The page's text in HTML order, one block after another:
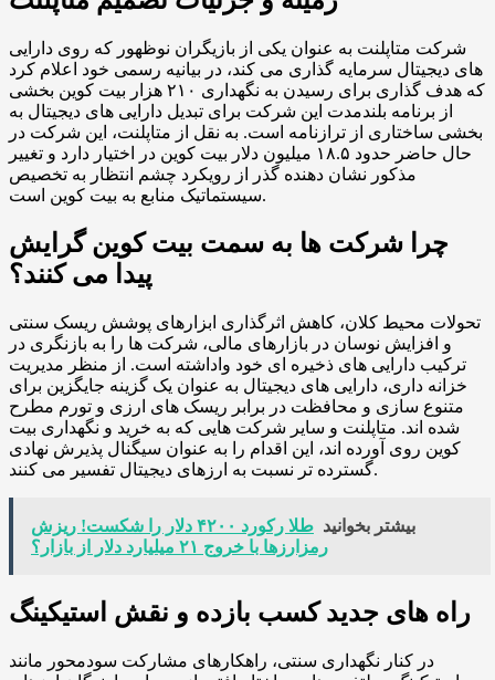
شرکت متاپلنت به عنوان یکی از بازیگران نوظهور که روی دارایی
های دیجیتال سرمایه گذاری می کند، در بیانیه رسمی خود اعلام کرد
که هدف گذاری برای رسیدن به نگهداری ۲۱۰ هزار بیت کوین بخشی
از برنامه بلندمدت این شرکت برای تبدیل دارایی های دیجیتال به
بخشی ساختاری از ترازنامه است. به نقل از متاپلنت، این شرکت در
حال حاضر حدود ۱۸.۵ میلیون دلار بیت کوین در اختیار دارد و تغییر
مذکور نشان دهنده گذر از رویکرد چشم انتظار به تخصیص
سیستماتیک منابع به بیت کوین است.
چرا شرکت ها به سمت بیت کوین گرایش
پیدا می کنند؟
تحولات محیط کلان، کاهش اثرگذاری ابزارهای پوشش ریسک سنتی
و افزایش نوسان در بازارهای مالی، شرکت ها را به بازنگری در
ترکیب دارایی های ذخیره ای خود واداشته است. از منظر مدیریت
خزانه داری، دارایی های دیجیتال به عنوان یک گزینه جایگزین برای
متنوع سازی و محافظت در برابر ریسک های ارزی و تورم مطرح
شده اند. متاپلنت و سایر شرکت هایی که به خرید و نگهداری بیت
کوین روی آورده اند، این اقدام را به عنوان سیگنال پذیرش نهادی
گسترده تر نسبت به ارزهای دیجیتال تفسیر می کنند.
بیشتر بخوانید
طلا رکورد ۴۲۰۰ دلار را شکست! ریزش
رمزارزها با خروج ۲۱ میلیارد دلار از بازار؟
راه های جدید کسب بازده و نقش استیکینگ
در کنار نگهداری سنتی، راهکارهای مشارکت سودمحور مانند